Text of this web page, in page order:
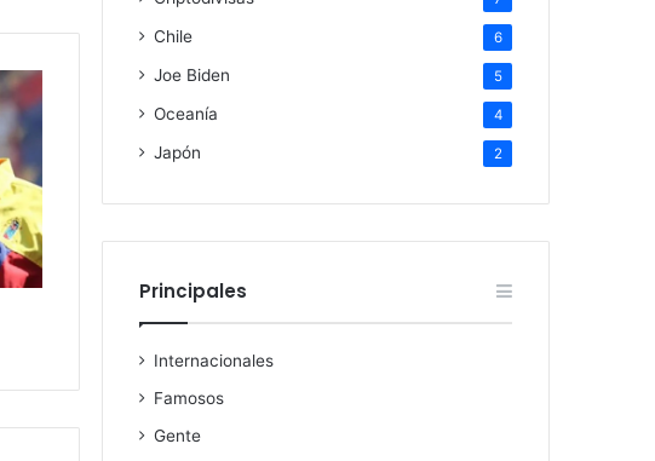
Chile 6
Joe Biden 5
Oceanía 4
Japón 2
Principales
Internacionales
Famosos
Gente